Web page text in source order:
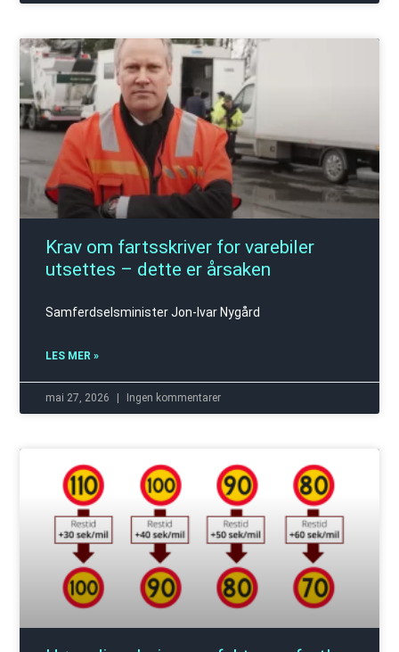
Krav om fartsskriver for varebiler
utsettes – dette er årsaken
Samferdselsminister Jon-Ivar Nygård
LES MER »
mai 27, 2026 Ingen kommentarer